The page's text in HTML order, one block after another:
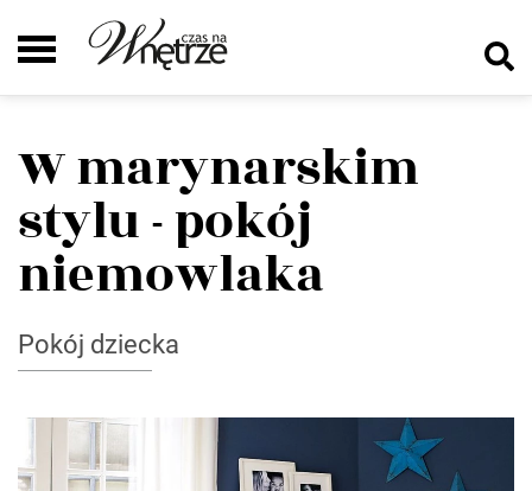
W marynarskim
stylu - pokój
niemowlaka
Pokój dziecka